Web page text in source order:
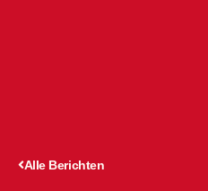
Alle Berichten